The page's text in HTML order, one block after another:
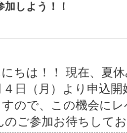
加しよう！！
ちは！！ 現在、夏
日（月）より申込
すので、この機会に
のご参加お待ちして